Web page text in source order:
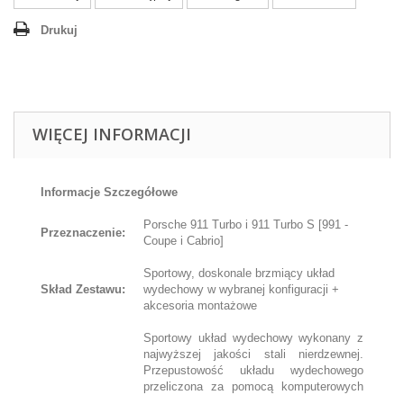
Drukuj
WIĘCEJ INFORMACJI
Informacje Szczegółowe
Przeznaczenie:
Porsche 911 Turbo i 911 Turbo S [991 -
Coupe i Cabrio]
Skład Zestawu:
Sportowy, doskonale brzmiący układ
wydechowy w wybranej konfiguracji +
akcesoria montażowe
Sportowy układ wydechowy wykonany z
najwyższej jakości stali nierdzewnej.
Przepustowość układu wydechowego
przeliczona za pomocą komputerowych